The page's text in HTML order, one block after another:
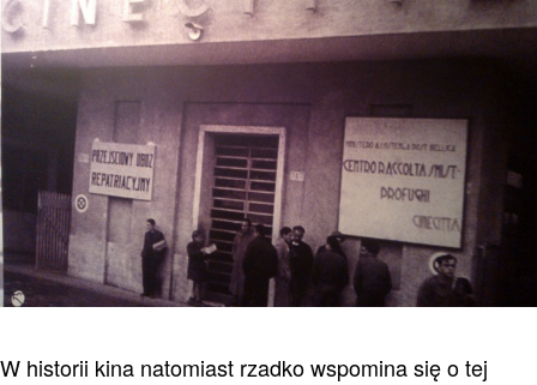
W historii kina natomiast rzadko wspomina się o tej